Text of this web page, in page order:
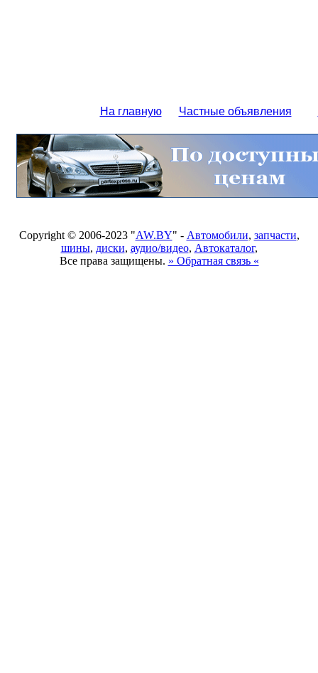
На главную Частные объявления
Copyright © 2006-2023 "AW.BY" - Автомобили, запчасти,
шины, диски, аудио/видео, Автокаталог,
Все права защищены. » Обратная связь «